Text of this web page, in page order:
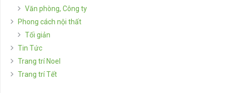
Văn phòng, Công ty
Phong cách nội thất
Tối giản
Tin Tức
Trang trí Noel
Trang trí Tết